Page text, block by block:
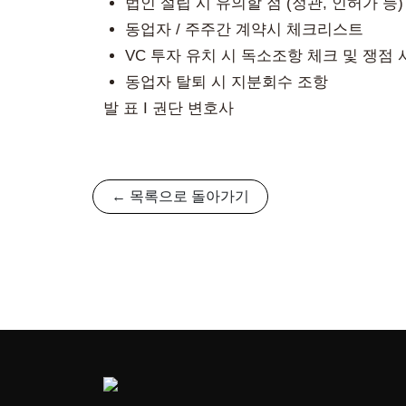
동업자 / 주주간 계약시 체크리스트
VC 투자 유치 시 독소조항 체크 및 쟁점
동업자 탈퇴 시 지분회수 조항
발 표 I 권단 변호사
← 목록으로 돌아가기